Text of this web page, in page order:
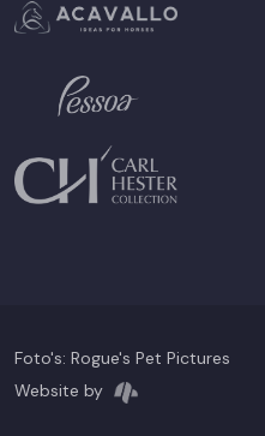
Foto's: Rogue's Pet Pictures
Website by